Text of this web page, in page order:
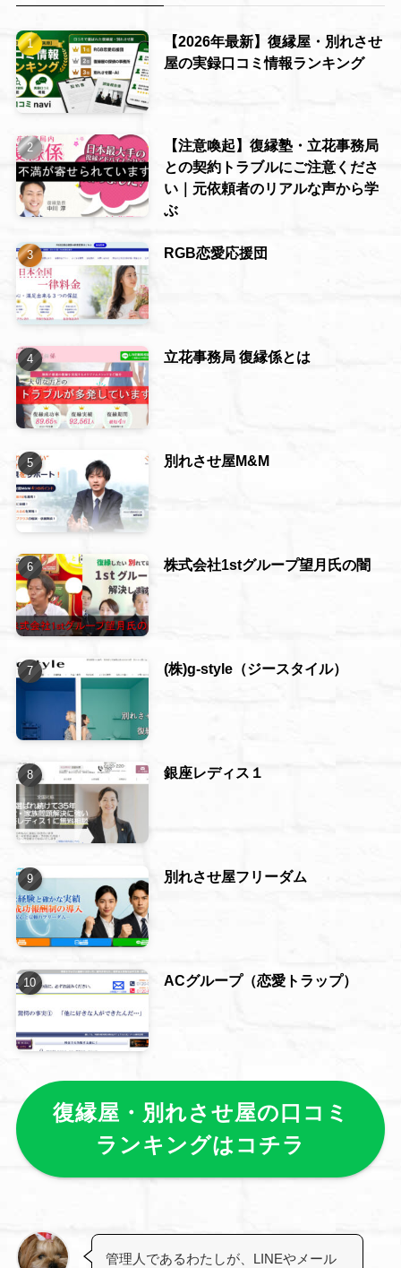
【2026年最新】復縁屋・別れさせ
屋の実録口コミ情報ランキング
【注意喚起】復縁塾・立花事務局
との契約トラブルにご注意くださ
い｜元依頼者のリアルな声から学
ぶ
RGB恋愛応援団
立花事務局 復縁係とは
別れさせ屋M&M
株式会社1stグループ望月氏の闇
(株)g-style（ジースタイル）
銀座レディス１
別れさせ屋フリーダム
ACグループ（恋愛トラップ）
復縁屋・別れさせ屋の口コミ
ランキングはコチラ
管理人であるわたしが、LINEやメール